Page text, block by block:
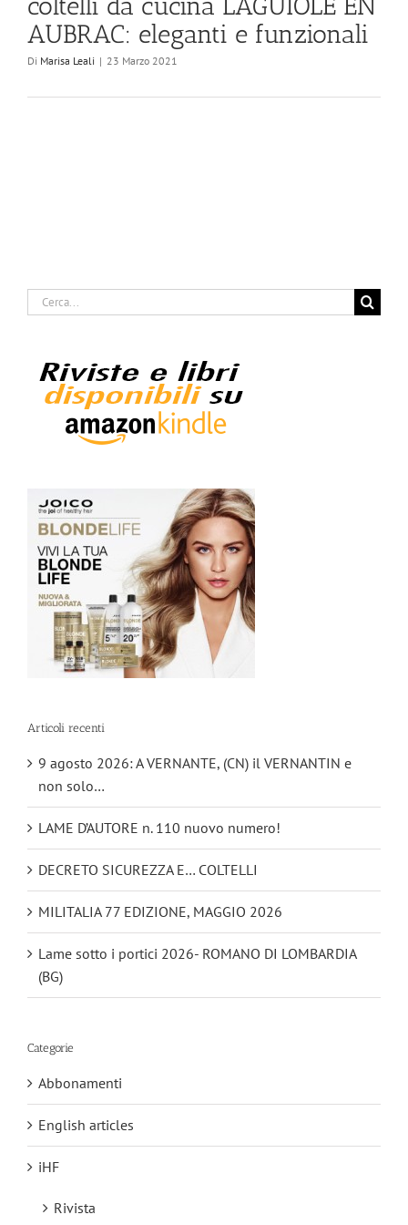
AUBRAC: eleganti e funzionali
Di Marisa Leali | 23 Marzo 2021
Cerca
per:
Articoli recenti
9 agosto 2026: A VERNANTE, (CN) il VERNANTIN e
non solo…
LAME D’AUTORE n. 110 nuovo numero!
DECRETO SICUREZZA E… COLTELLI
MILITALIA 77 EDIZIONE, MAGGIO 2026
Lame sotto i portici 2026- ROMANO DI LOMBARDIA
(BG)
Categorie
Abbonamenti
English articles
iHF
Rivista